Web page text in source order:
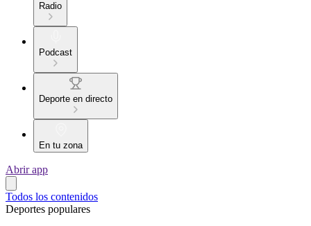
Radio
Podcast
Deporte en directo
En tu zona
Abrir app
Todos los contenidos
Deportes populares